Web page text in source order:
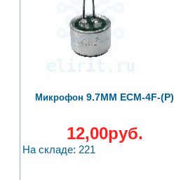
Микрофон 9.7ММ ECM-4F-(P)
12,00руб.
На складе: 221